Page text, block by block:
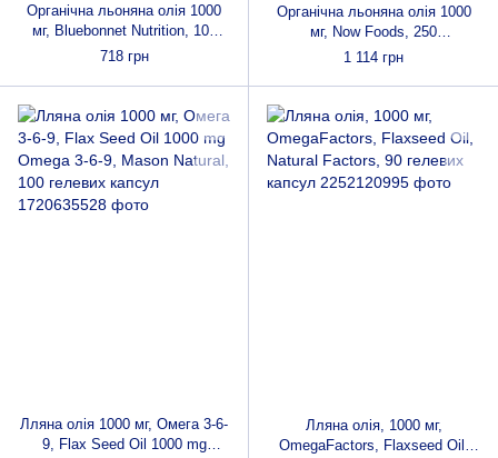
Органічна льоняна олія 1000
мг, Bluebonnet Nutrition, 100
желатинових капсул
718 грн
Органічна льоняна олія 1000
мг, Now Foods, 250
желатинових капсул
1 114 грн
Лляна олія 1000 мг, Омега 3-6-
9, Flax Seed Oil 1000 mg
Лляна олія, 1000 мг,
OmegaFactors, Flaxseed Oil,